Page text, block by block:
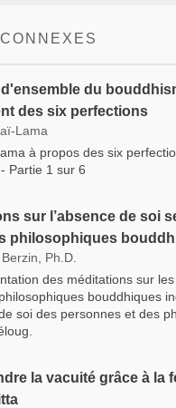
du
des six perfections
Lama
à propos des six
Partie 1 sur 6
sur l’absence de soi
philosophiques
Ph.D.
des méditations sur
bouddhiques
soi des personnes et des
la vacuité grâce à la